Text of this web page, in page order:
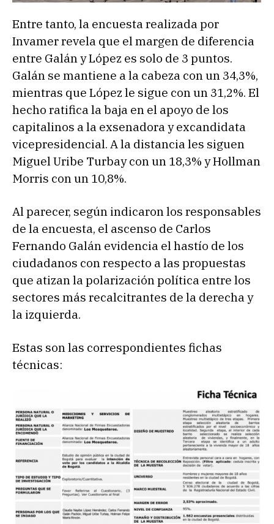
Entre tanto, la encuesta realizada por
Invamer revela que el margen de diferencia
entre Galán y López es solo de 3 puntos.
Galán se mantiene a la cabeza con un 34,3%,
mientras que López le sigue con un 31,2%. El
hecho ratifica la baja en el apoyo de los
capitalinos a la exsenadora y excandidata
vicepresidencial. A la distancia les siguen
Miguel Uribe Turbay con un 18,3% y Hollman
Morris con un 10,8%.
Al parecer, según indicaron los responsables
de la encuesta, el ascenso de Carlos
Fernando Galán evidencia el hastío de los
ciudadanos con respecto a las propuestas
que atizan la polarización política entre los
sectores más recalcitrantes de la derecha y
la izquierda.
Estas son las correspondientes fichas
técnicas: